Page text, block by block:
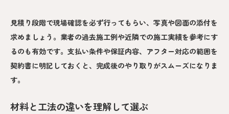
見積り段階で現場確認を必ず行ってもらい、写真や図面の添付を
求めましょう。業者の過去施工例や近隣での施工実績を参考にす
るのも有効です。支払い条件や保証内容、アフター対応の範囲を
契約書に明記しておくと、完成後のやり取りがスムーズになりま
す。
材料と工法の違いを理解して選ぶ